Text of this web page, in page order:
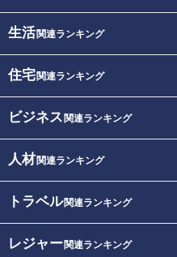
生活関連ランキング
住宅関連ランキング
ビジネス 関連ランキング
人材関連ランキング
トラベル関連ランキング
レジャー関連ランキング